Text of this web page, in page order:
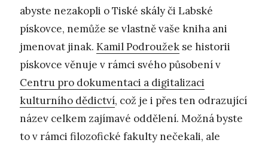
abyste nezakopli o Tiské skály či Labské
pískovce, nemůže se vlastně vaše kniha ani
jmenovat jinak. Kamil Podroužek se historii
pískovce věnuje v rámci svého působení v
Centru pro dokumentaci a digitalizaci
kulturního dědictví, což je i přes ten odrazující
název celkem zajímavé oddělení. Možná byste
to v rámci filozofické fakulty nečekali, ale